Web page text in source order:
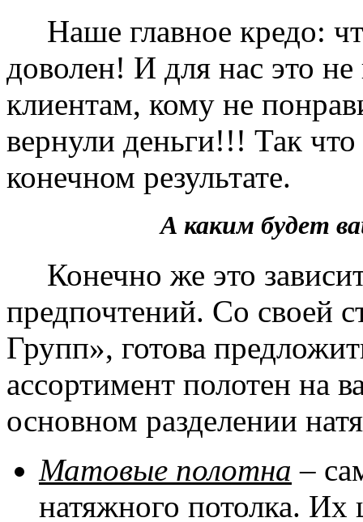
Наше главное кредо:
доволен! И для нас это
клиентам, кому не
вернули деньги!!! Так
конечном результате.
А каким будет
Конечно же это
предпочтений. Со своей
Групп», готова
ассортимент полотен на
основном разделении
Матовые полотна –
натяжного потолка. Их